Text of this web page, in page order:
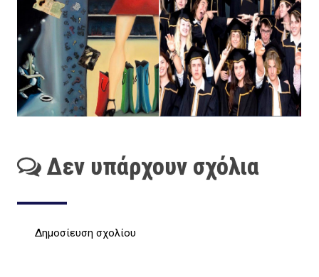
Δεν υπάρχουν σχόλια
Δημοσίευση σχολίου